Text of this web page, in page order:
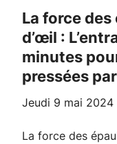
La force des épaules en un clin
d’œil :
minutes
pressées
jeudi 9 mai 2024
La force des